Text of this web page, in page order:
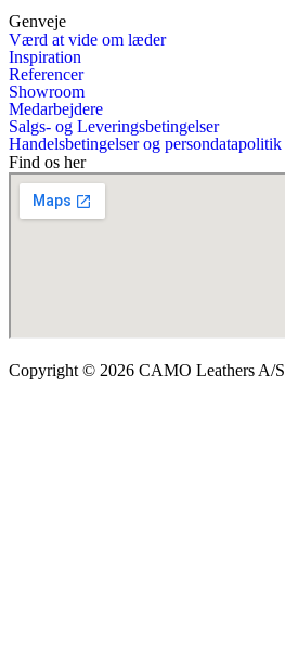
Genveje
Værd at vide om læder
Inspiration
Referencer
Showroom
Medarbejdere
Salgs- og Leveringsbetingelser
Handelsbetingelser og persondatapolitik
Find os her
Copyright © 2026 CAMO Leathers A/S